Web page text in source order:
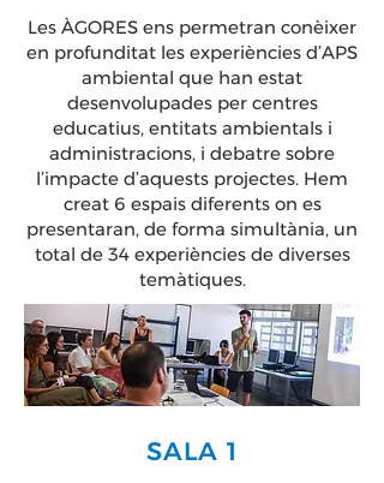
Les ÀGORES ens permetran conèixer
en profunditat les experiències d’APS
ambiental que han estat
desenvolupades per centres
educatius, entitats ambientals i
administracions, i debatre sobre
l’impacte d’aquests projectes. Hem
creat 6 espais diferents on es
presentaran, de forma simultània, un
total de 34 experiències de diverses
temàtiques.
SALA 1